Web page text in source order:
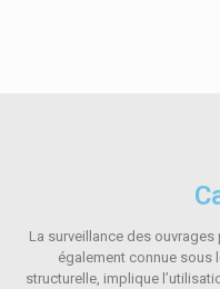
La surveillance des ouvrages
également connue sous
structurelle, implique